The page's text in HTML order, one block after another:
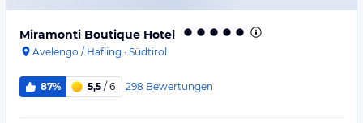
Miramonti Boutique Hotel
Avelengo / Hafling · Südtirol
87% 5,5 / 6 298 Bewertungen